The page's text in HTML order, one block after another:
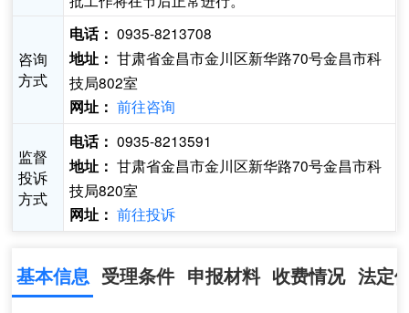
咨询
方式
电话： 0935-8213708
地址： 甘肃省金昌市金川区新华路70号金昌市科
技局802室
网址： 前往咨询
监督
投诉
方式
电话： 0935-8213591
地址： 甘肃省金昌市金川区新华路70号金昌市科
技局820室
网址： 前往投诉
基本信息 受理条件 申报材料 收费情况 法定